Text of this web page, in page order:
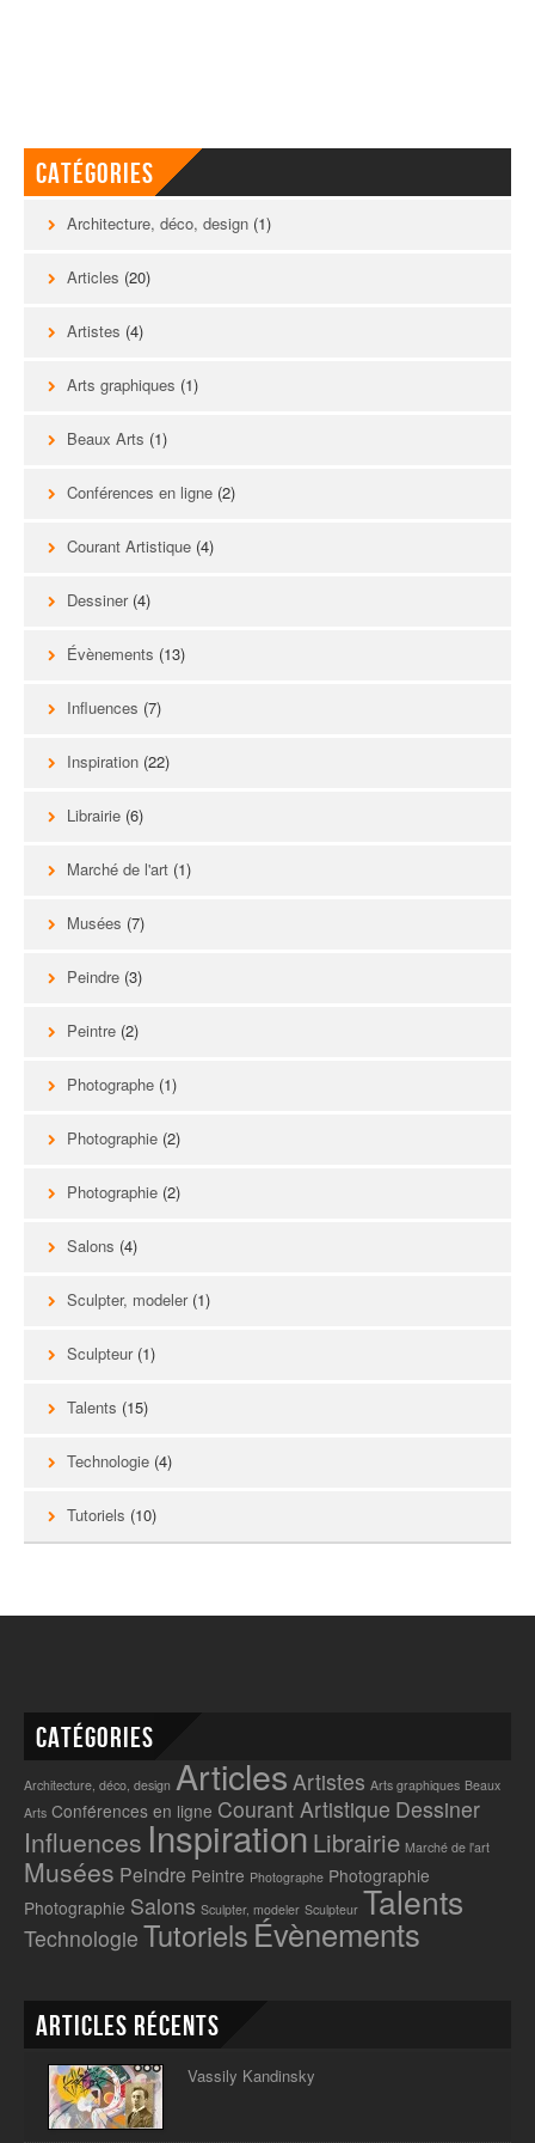
Catégories
Architecture, déco, design (1)
Articles (20)
Artistes (4)
Arts graphiques (1)
Beaux Arts (1)
Conférences en ligne (2)
Courant Artistique (4)
Dessiner(4)
Évènements (13)
Influences (7)
Inspiration (22)
Librairie (6)
Marché de l'art (1)
Musées (7)
Peindre (3)
Peintre (2)
Photographe (1)
Photographie (2)
Photographie (2)
Salons (4)
Sculpter, modeler(1)
Sculpteur(1)
Talents (15)
Technologie (4)
Tutoriels (10)
Catégories
Architecture, déco, design Articles Artistes Arts graphiques Beaux
Arts Conférences en ligne Courant Artistique Dessiner
Influences Inspiration Librairie Marché de l'art
Musées Peindre Peintre Photographe Photographie
Photographie Salons Sculpter, modeler Sculpteur Talents
Technologie Tutoriels Évènements
Articles récents
Vassily Kandinsky